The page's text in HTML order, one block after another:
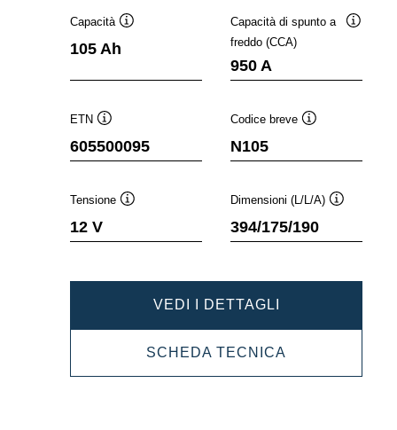
Capacità
105 Ah
Capacità di spunto a
freddo (CCA)
950 A
ETN
comando
605500095
Codice breve
N105
Tensione
12 V
Dimensioni (L/L/A)
394/175/190
VEDI I DETTAGLI
EFB
605500095
SCHEDA TECNICA
EFB